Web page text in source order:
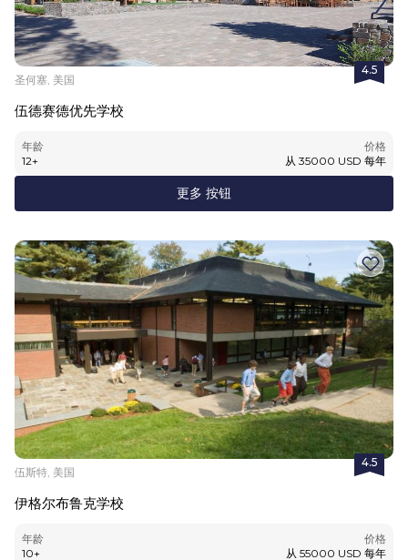
4.5
圣何塞, 美国
伍德赛德优先学校
年龄
12+
价格
从 35000 USD 每年
更多 按钮
4.5
伍斯特, 美国
伊格尔布鲁克学校
年龄
10+
价格
从 55000 USD 每年